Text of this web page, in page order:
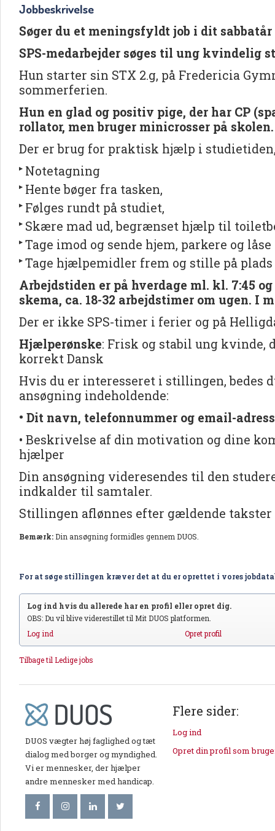
Jobbeskrivelse
Søger du et meningsfyldt job i dit sabbatår
SPS-medarbejder søges til ung kvindelig
Hun starter sin STX 2.g, på Fredericia
sommerferien.
Hun en glad og positiv pige, der har CP
rollator, men bruger minicrosser på
Der er brug for praktisk hjælp i
Notetagning
Hente bøger fra tasken,
Følges rundt på studiet,
Skære mad ud, begrænset hjælp til
Tage imod og sende hjem, parkere og
Tage hjælpemidler frem og stille på
Arbejdstiden er på hverdage ml. kl. 7:45
skema, ca. 18-32 arbejdstimer om ugen. I
Der er ikke SPS-timer i ferier og på
Hjælperønske: Frisk og stabil ung kvinde,
korrekt Dansk
Hvis du er interesseret i stillingen, bedes
ansøgning indeholdende:
• Dit navn, telefonnummer og email-
• Beskrivelse af din motivation og dine
hjælper
Din ansøgning videresendes til den
indkalder til samtaler.
Stillingen aflønnes efter gældende takster
Bemærk:Din ansøgning formidles gennem DUOS.
For at søge stillingen kræver det at du er oprettet i vores
Log ind hvis du allerede har en profil eller opret dig.
OBS: Du vil blive viderestillet til Mit DUOS platformen.
Log ind
Opret profil
Tilbage til Ledige jobs
DUOS vægter høj faglighed og tæt
dialog med borger og myndighed.
Vi er mennesker, der hjælper
andre mennesker med handicap.
Flere sider:
Log ind
Opret din profil som